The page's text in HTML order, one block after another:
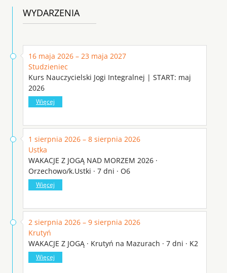
WYDARZENIA
16 maja 2026 – 23 maja 2027
Studzieniec
Kurs Nauczycielski Jogi Integralnej | START: maj
2026
Więcej
1 sierpnia 2026 – 8 sierpnia 2026
Ustka
WAKACJE Z JOGĄ NAD MORZEM 2026 ·
Orzechowo/k.Ustki · 7 dni · O6
Więcej
2 sierpnia 2026 – 9 sierpnia 2026
Krutyń
WAKACJE Z JOGĄ · Krutyń na Mazurach · 7 dni · K2
Więcej